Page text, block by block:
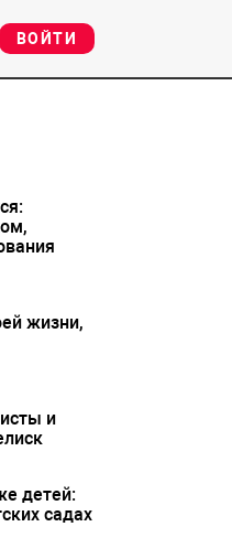
ВОЙТИ
жизни,
и
детей:
садах